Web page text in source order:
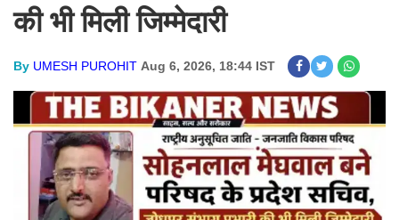
की भी मिली जिम्मेदारी
By UMESH PUROHIT Aug 6, 2026, 18:44 IST